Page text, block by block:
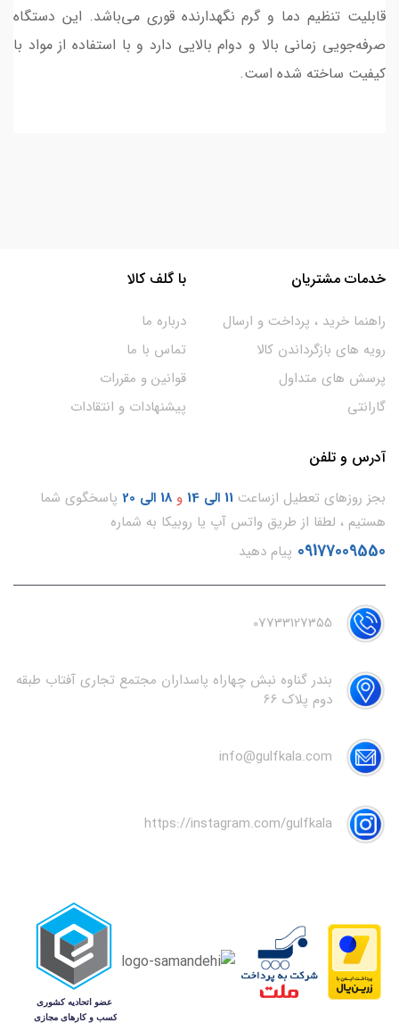
قابلیت تنظیم دما و گرم نگهدارنده قوری می‌باشد. این دستگاه
صرفه‌جویی زمانی بالا و دوام بالایی دارد و با استفاده از مواد با
کیفیت ساخته شده است.
خدمات مشتریان
راهنما خرید ، پرداخت و ارسال
رویه های بازگرداندن کالا
پرسش های متداول
گارانتی
با گلف کالا
درباره ما
تماس با ما
قوانین و مقررات
پیشنهادات و انتقادات
آدرس و تلفن
بجز روزهای تعطیل ازساعت 11 الی 14 و 18 الی 20
پاسخگوی شما
هستیم ، لطفا از طریق واتس آپ یا روبیکا به شماره
09177009550 پیام دهید
07733127355
بندر گناوه نبش چهاراه پاسداران مجتمع تجاری آفتاب طبقه
دوم پلاک 66
info@gulfkala.com
https://instagram.com/gulfkala